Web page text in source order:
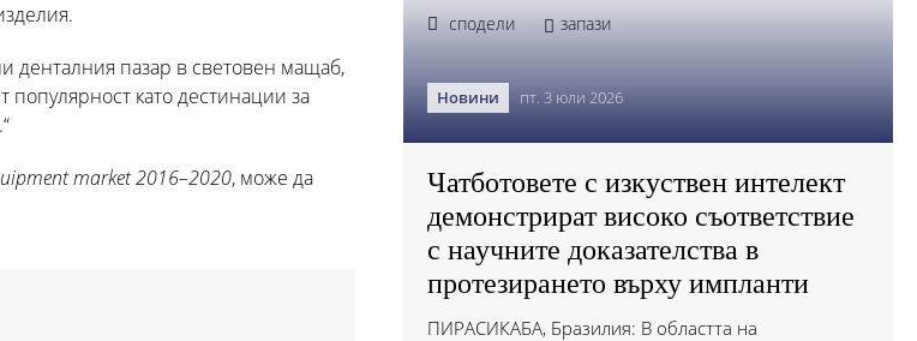
денталния пазар в световен мащаб,
като дестинации за
market 2016–2020, може да
сподели запази
Новини пт. 3 юли 2026
Чатботовете с изкуствен интелект
демонстрират високо съответствие
с научните доказателства в
протезирането върху импланти
ПИРАСИКАБА, Бразилия: В областта на